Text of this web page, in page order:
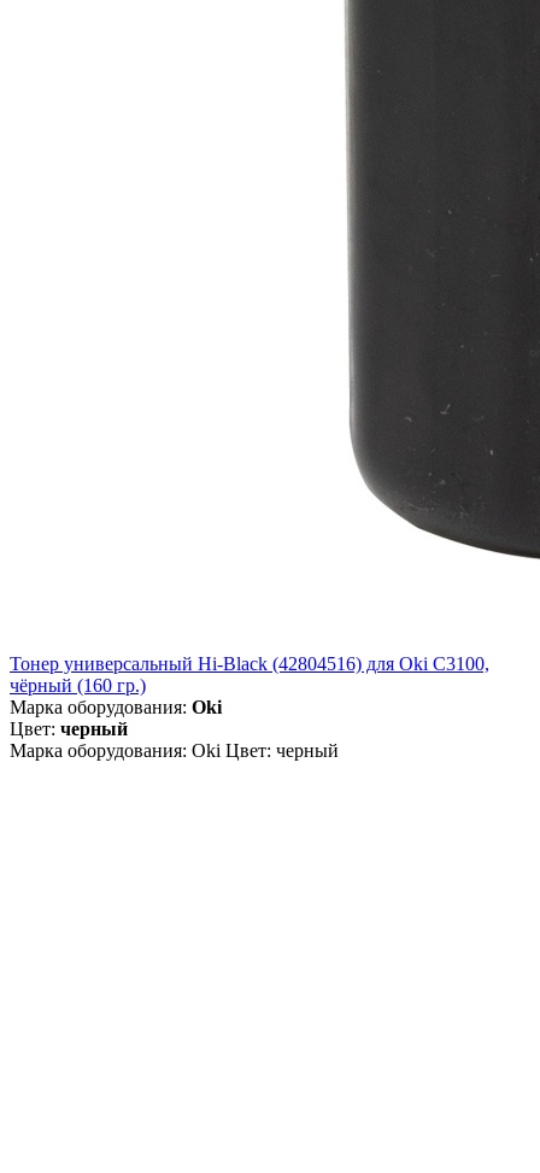
Тонер универсальный Hi-Black (42804516) для Oki С3100,
чёрный (160 гр.)
Марка оборудования: Oki
Цвет: черный
Марка оборудования: Oki Цвет: черный